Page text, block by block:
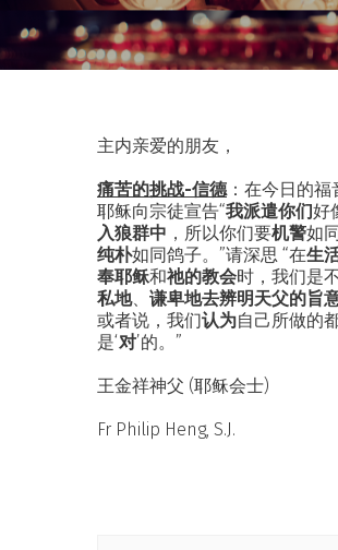
主内亲爱的朋友，
痛苦的挑战-信德：在今日的福
耶稣向宗徒宣告“我派遣你们好
入狼群中 ，所以你们要机警如
纯朴如同鸽子。”请深思 “在生
奉耶稣和祂的教会时，我们是
私地、 谦卑地去辨明天父的旨
或者说，我们认为自己所做的
是‘对’的。”
王金祥神父 (耶稣会士)
Fr Philip Heng, S.J.